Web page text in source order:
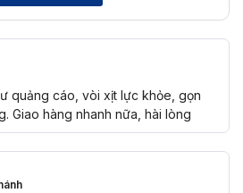
quảng cáo, vòi xịt lực khỏe, gọn
Giao hàng nhanh nữa, hài lòng